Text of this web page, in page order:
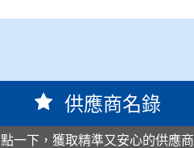
供應商名錄
點一下，獲取精準又安心的供應商